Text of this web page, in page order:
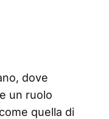
dove
un ruolo
quella di